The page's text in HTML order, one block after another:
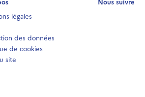
légales
des données
de cookies
site